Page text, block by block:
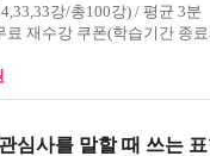
강/총100강) / 평균 3분
료 재수강 쿠폰(학습기간 종
심사를 말할 때 쓰는 표